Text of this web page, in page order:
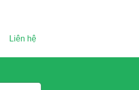
Liên hệ